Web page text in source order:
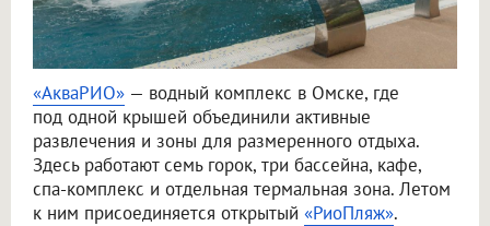
«АкваРИО» — водный комплекс в Омске, где
под одной крышей объединили активные
развлечения и зоны для размеренного отдыха.
Здесь работают семь горок, три бассейна, кафе,
спа-комплекс и отдельная термальная зона. Летом
к ним присоединяется открытый «РиоПляж».